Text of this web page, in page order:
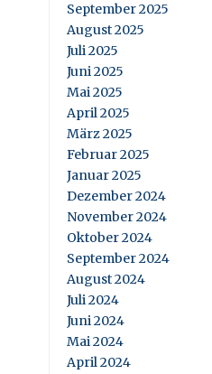
September 2025
August 2025
Juli 2025
Juni 2025
Mai 2025
April 2025
März 2025
Februar 2025
Januar 2025
Dezember 2024
November 2024
Oktober 2024
September 2024
August 2024
Juli 2024
Juni 2024
Mai 2024
April 2024